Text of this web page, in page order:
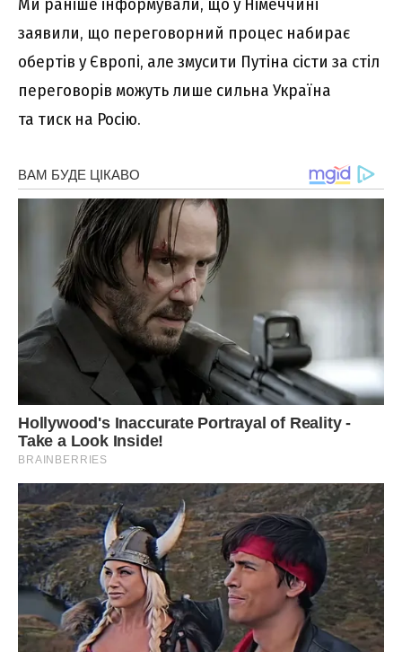
заявили, що переговорний процес набирає
обертів у Європі, але змусити Путіна сісти за стіл
переговорів можуть лише сильна Україна
та тиск на Росію.